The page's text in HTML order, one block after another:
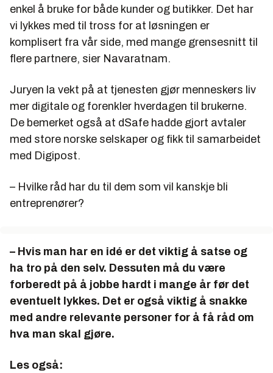
enkel å bruke for både kunder og butikker. Det har
vi lykkes med til tross for at løsningen er
komplisert fra vår side, med mange grensesnitt til
flere partnere, sier Navaratnam.
Juryen la vekt på at tjenesten gjør menneskers liv
mer digitale og forenkler hverdagen til brukerne.
De bemerket også at dSafe hadde gjort avtaler
med store norske selskaper og fikk til samarbeidet
med Digipost.
– Hvilke råd har du til dem som vil kanskje bli
entreprenører?
– Hvis man har en idé er det viktig å satse og
ha tro på den selv. Dessuten må du være
forberedt på å jobbe hardt i mange år før det
eventuelt lykkes. Det er også viktig å snakke
med andre relevante personer for å få råd om
hva man skal gjøre.
Les også: